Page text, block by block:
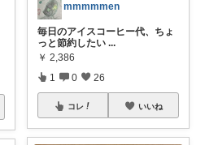
mmmmmen
毎日のアイスコーヒー代、ちょ
っと節約したい ...
￥ 2,386
1 0 26
コレ いいね